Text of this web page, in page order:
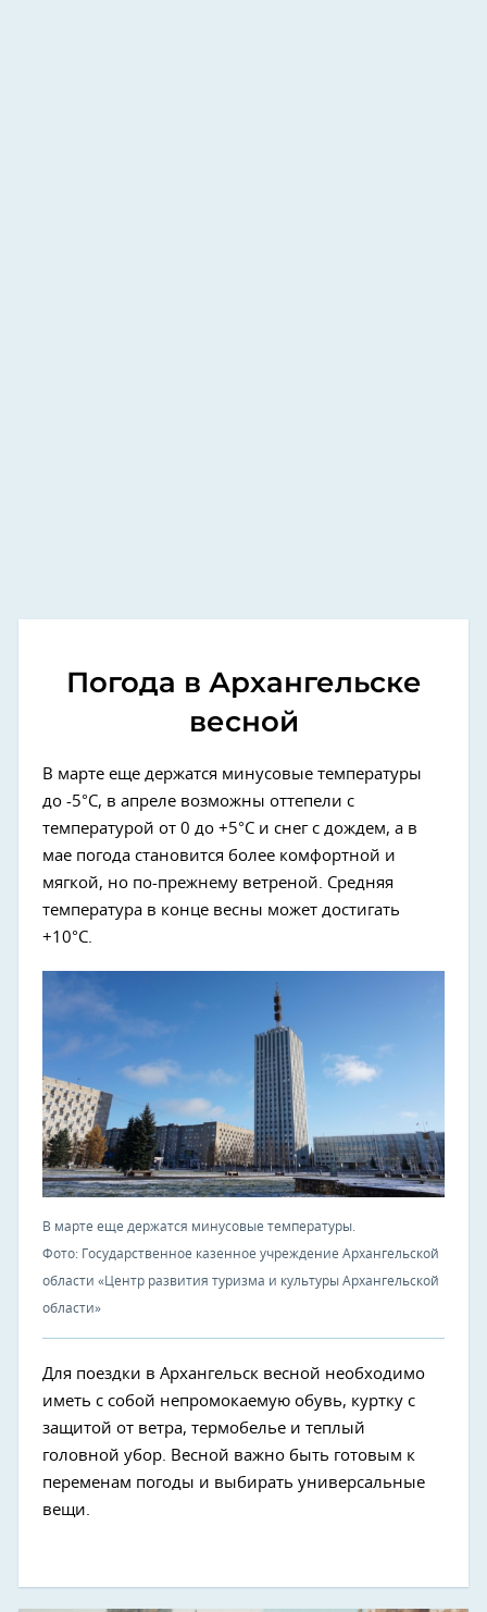
Погода в Архангельске
весной
В марте еще держатся минусовые температуры
до -5°C, в апреле возможны оттепели с
температурой от 0 до +5°C и снег с дождем, а в
мае погода становится более комфортной и
мягкой, но по-прежнему ветреной. Средняя
температура в конце весны может достигать
+10°C.
В марте еще держатся минусовые температуры.
Фото: Государственное казенное учреждение Архангельской
области «Центр развития туризма и культуры Архангельской
области»
Для поездки в Архангельск весной необходимо
иметь с собой непромокаемую обувь, куртку с
защитой от ветра, термобелье и теплый
головной убор. Весной важно быть готовым к
переменам погоды и выбирать универсальные
вещи.